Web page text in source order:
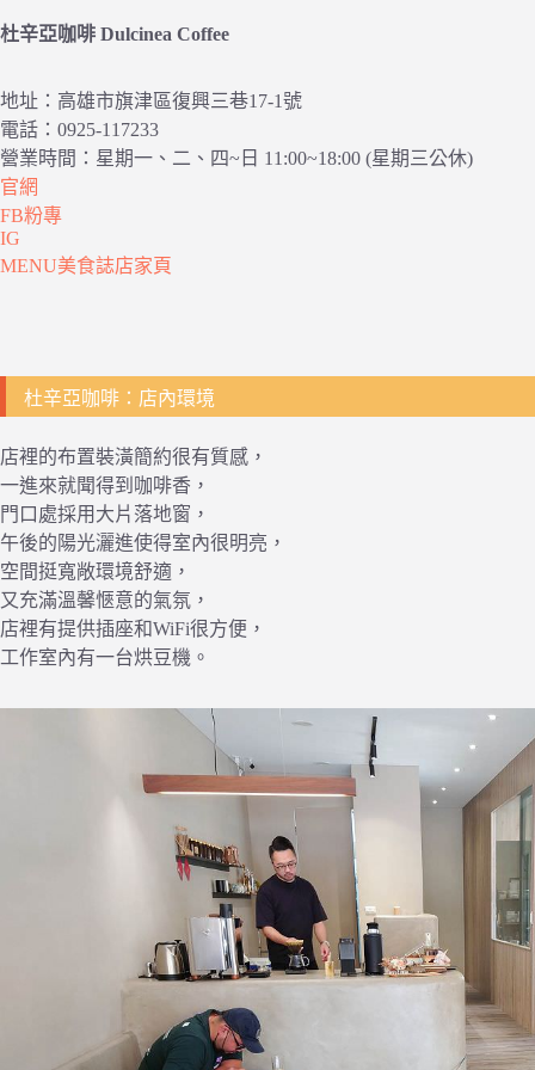
杜辛亞咖啡 Dulcinea Coffee
地址：高雄市旗津區復興三巷17-1號
電話：0925-117233
營業時間：星期一、二、四~日 11:00~18:00 (星期三公休)
官網
FB粉專
IG
MENU美食誌店家頁
杜辛亞咖啡：店內環境
店裡的布置裝潢簡約很有質感，
一進來就聞得到咖啡香，
門口處採用大片落地窗，
午後的陽光灑進使得室內很明亮，
空間挺寬敞環境舒適，
又充滿溫馨愜意的氣氛，
店裡有提供插座和WiFi很方便，
工作室內有一台烘豆機。